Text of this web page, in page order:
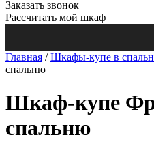
Заказать звонок
Рассчитать мой шкаф
Главная /Шкафы-купе в
спальню
Шкаф-купе
спальню